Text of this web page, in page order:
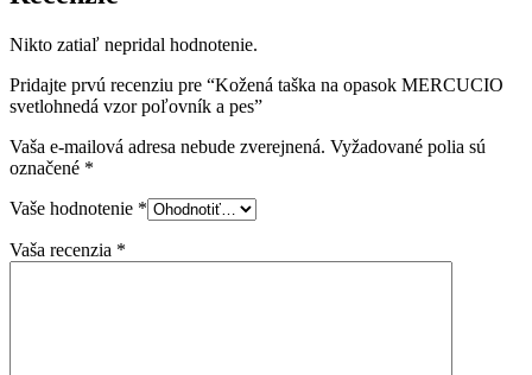
Nikto zatiaľ nepridal hodnotenie.
Pridajte prvú recenziu pre “Kožená taška na opasok MERCUCIO
svetlohnedá vzor poľovník a pes”
Vaša e-mailová adresa nebude zverejnená. Vyžadované polia sú
označené *
Vaše hodnotenie *
Vaša recenzia *